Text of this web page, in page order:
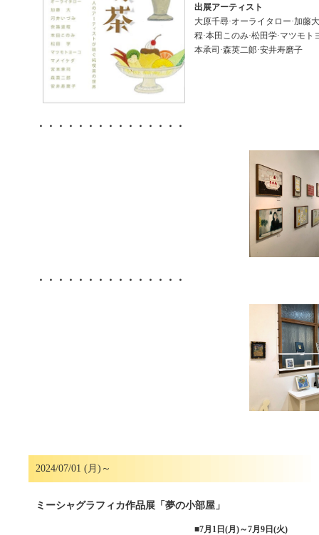
出展アーティスト
大原千尋·オーライタロー·加藤
程·本田このみ·松田学·マツモト
本承司·森英二郞·安井寿磨子
・・・・・・・・・・・・・・・
・・・・・・・・・・・・・・・
2024/07/01 (月)～
ミーシャグラフィカ作品展「夢の小部屋」
■7月1日(月)～7月9日(火)